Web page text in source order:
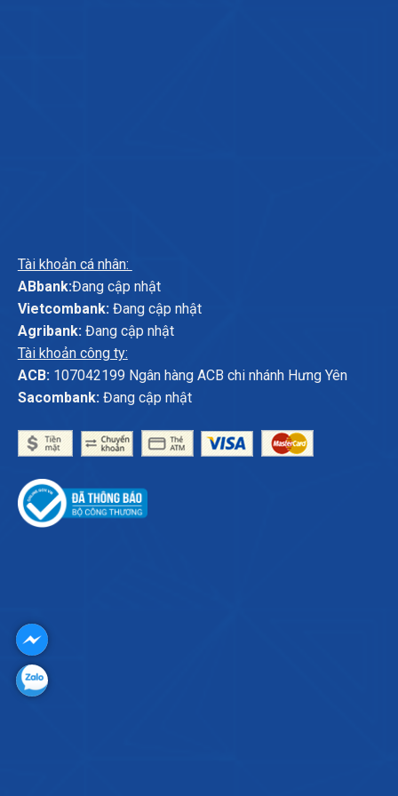
Tài khoản cá nhân:
ABbank:Đang cập nhật
Vietcombank:Đang cập nhật
Agribank:Đang cập nhật
Tài khoản công ty:
ACB:107042199 Ngân hàng ACB chi nhánh Hưng Yên
Sacombank:Đang cập nhật